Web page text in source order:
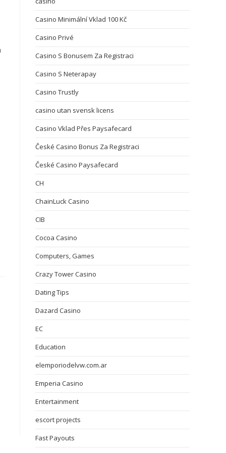
Casino Minimální Vklad 100 Kč
Casino Privé
Casino S Bonusem Za Registraci
Casino S Neterapay
Casino Trustly
casino utan svensk licens
Casino Vklad Přes Paysafecard
České Casino Bonus Za Registraci
České Casino Paysafecard
CH
ChainLuck Casino
CIB
Cocoa Casino
Computers, Games
Crazy Tower Сasino
Dating Tips
Dazard Casino
EC
Education
elemporiodelvw.com.ar
Emperia Casino
Entertainment
escort projects
Fast Payouts